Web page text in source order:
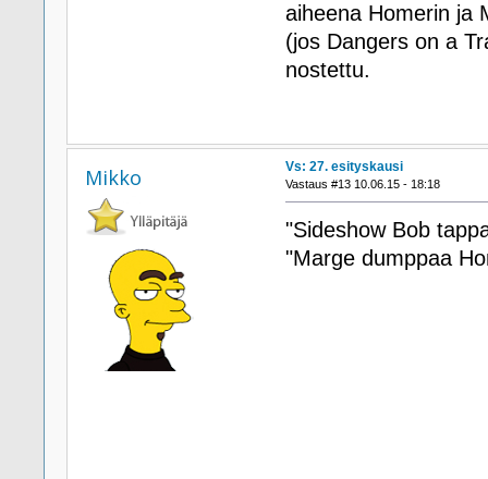
aiheena Homerin ja
(jos Dangers on a
nostettu.
Mikko Vs: 27. esityskausi
Vastaus #13 10.06.15 - 18:18
"Sideshow Bob
"Marge dumppaa